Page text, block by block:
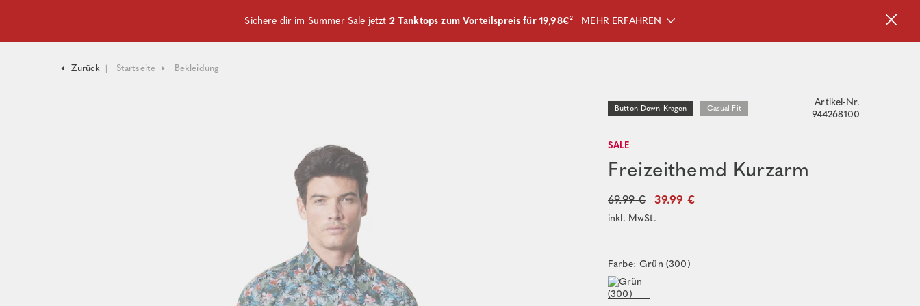
Sichere dir im Summer Sale jetzt 2 Tanktops zum Vorteilspreis für 19,98€² MEHR ERFAHREN
Zurück Startseite Bekleidung
Button-Down-Kragen Casual Fit
Artikel-Nr.
944268100
SALE
Freizeithemd Kurzarm
69.99 € 39.99 €
inkl. MwSt.
Farbe: Grün (300)